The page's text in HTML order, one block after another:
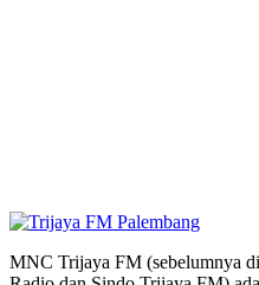
MNC Trijaya FM (sebelumnya